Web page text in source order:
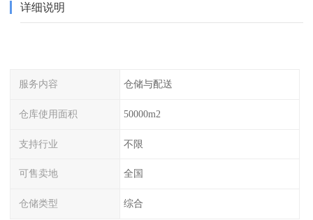
详细说明
服务内容 仓储与配送
仓库使用面积 50000m2
支持行业 不限
可售卖地 全国
仓储类型 综合